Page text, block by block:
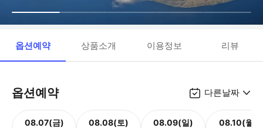
옵션예약 상품소개 이용정보 리뷰
옵션예약 다른날짜
08.07(금) 08.08(토) 08.09(일) 08.10(월)